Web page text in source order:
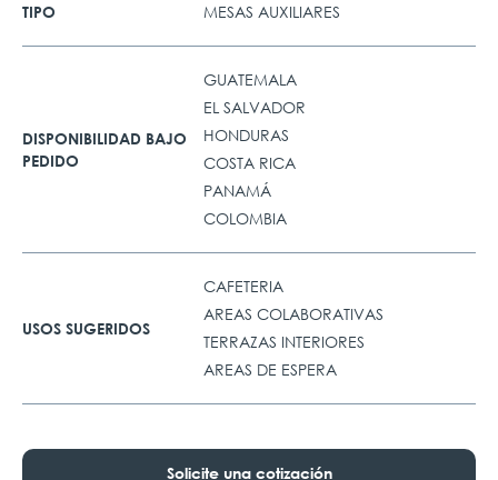
TIPO MESAS AUXILIARES
DISPONIBILIDAD BAJO
PEDIDO
GUATEMALA
EL SALVADOR
HONDURAS
COSTA RICA
PANAMÁ
COLOMBIA
USOS SUGERIDOS
CAFETERIA
AREAS COLABORATIVAS
TERRAZAS INTERIORES
AREAS DE ESPERA
Solicite una cotización